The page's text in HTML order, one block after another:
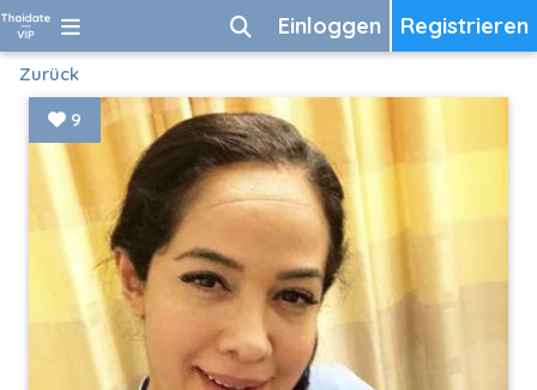
Registrieren
Einloggen
Zurück
9